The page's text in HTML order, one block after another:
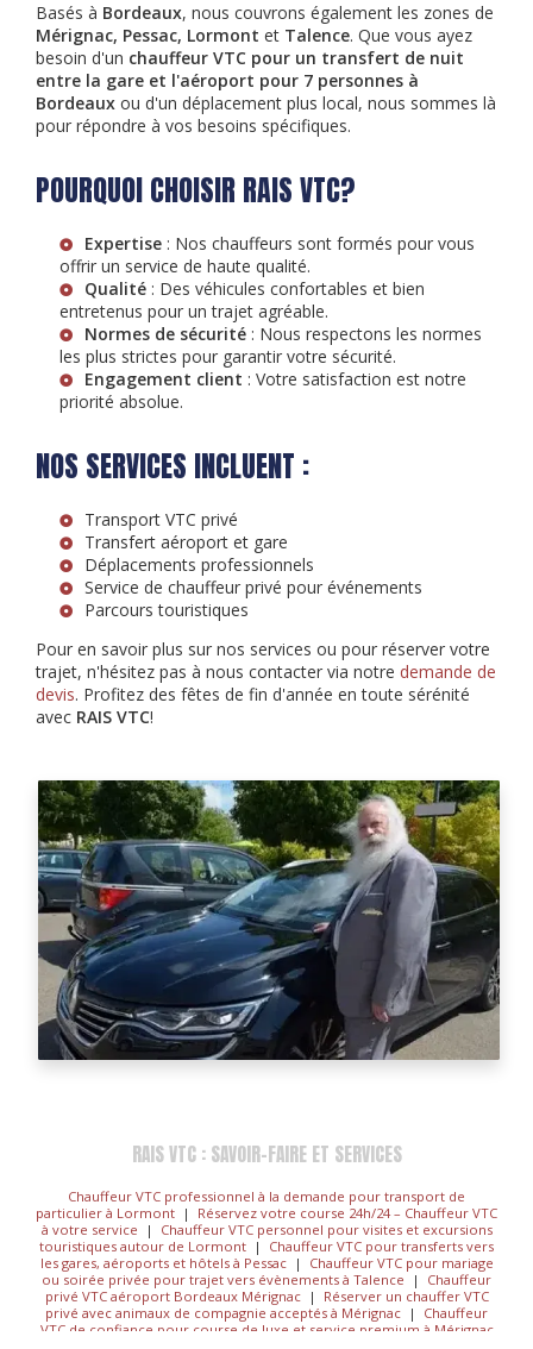
Basés à Bordeaux, nous couvrons également les zones de
Mérignac, Pessac, Lormont et Talence. Que vous ayez
besoin d'un chauffeur VTC pour un transfert de nuit
entre la gare et l'aéroport pour 7 personnes à
Bordeaux ou d'un déplacement plus local, nous sommes là
pour répondre à vos besoins spécifiques.
POURQUOI CHOISIR RAIS VTC?
Expertise : Nos chauffeurs sont formés pour vous
offrir un service de haute qualité.
Qualité : Des véhicules confortables et bien
entretenus pour un trajet agréable.
Normes de sécurité : Nous respectons les normes
les plus strictes pour garantir votre sécurité.
Engagement client : Votre satisfaction est notre
priorité absolue.
NOS SERVICES INCLUENT :
Transport VTC privé
Transfert aéroport et gare
Déplacements professionnels
Service de chauffeur privé pour événements
Parcours touristiques
Pour en savoir plus sur nos services ou pour réserver votre
trajet, n'hésitez pas à nous contacter via notre demande de
devis. Profitez des fêtes de fin d'année en toute sérénité
avec RAIS VTC!
RAIS VTC : SAVOIR-FAIRE ET SERVICES
Chauffeur VTC professionnel à la demande pour transport de
particulier à Lormont | Réservez votre course 24h/24 – Chauffeur VTC
à votre service | Chauffeur VTC personnel pour visites et excursions
touristiques autour de Lormont | Chauffeur VTC pour transferts vers
les gares, aéroports et hôtels à Pessac| Chauffeur VTC pour mariage
ou soirée privée pour trajet vers évènements à Talence | Chauffeur
privé VTC aéroport Bordeaux Mérignac| Réserver un chauffer VTC
privé avec animaux de compagnie acceptés à Mérignac | Chauffeur
VTC de confiance pour course de luxe et service premium à Mérignac